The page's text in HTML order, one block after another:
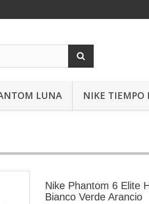
LUNA NIKE TIEMPO
Nike Phantom 6 Elite
Bianco Verde Arancio